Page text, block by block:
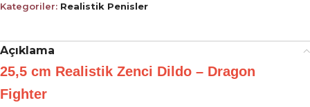
Kategoriler: Realistik Penisler
Açıklama
25,5 cm Realistik Zenci Dildo – Dragon
Fighter